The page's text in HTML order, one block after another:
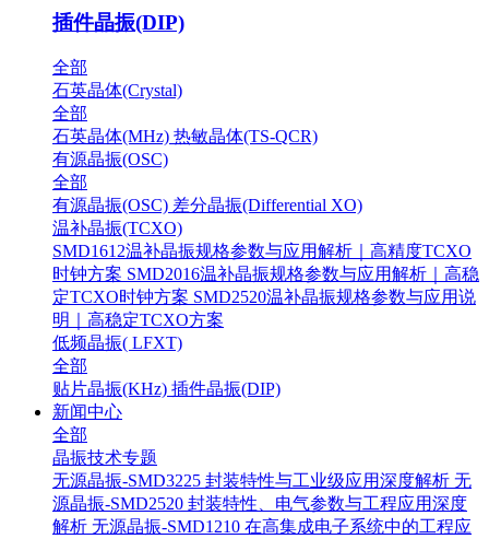
插件晶振(DIP)
全部
石英晶体(Crystal)
全部
石英晶体(MHz) 热敏晶体(TS-QCR)
有源晶振(OSC)
全部
有源晶振(OSC) 差分晶振(Differential XO)
温补晶振(TCXO)
SMD1612温补晶振规格参数与应用解析｜高精度TCXO
时钟方案 SMD2016温补晶振规格参数与应用解析｜高稳
定TCXO时钟方案 SMD2520温补晶振规格参数与应用说
明｜高稳定TCXO方案
低频晶振( LFXT)
全部
贴片晶振(KHz) 插件晶振(DIP)
新闻中心
全部
晶振技术专题
无源晶振-SMD3225 封装特性与工业级应用深度解析 无
源晶振-SMD2520 封装特性、电气参数与工程应用深度
解析 无源晶振-SMD1210 在高集成电子系统中的工程应